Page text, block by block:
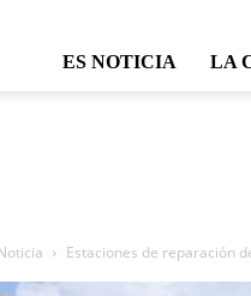
ES NOTICIA LA
Estaciones de reparación